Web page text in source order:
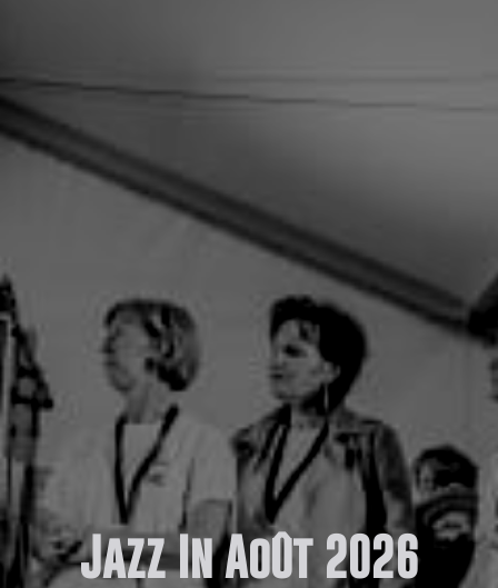
Jazz In Août 2026